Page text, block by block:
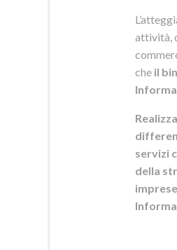
attività,
che il
servizi
della